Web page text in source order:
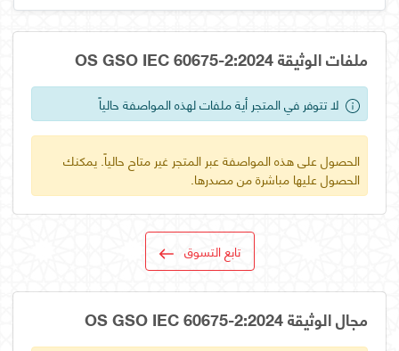
ملفات الوثيقة OS GSO IEC 60675-2:2024
لا تتوفر في المتجر أية ملفات لهذه المواصفة حالياً
الحصول على هذه المواصفة عبر المتجر غير متاح حالياً. يمكنك
الحصول عليها مباشرة من مصدرها.
تابع التسوق
مجال الوثيقة OS GSO IEC 60675-2:2024